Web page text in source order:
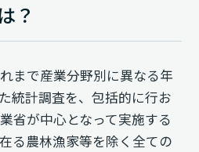
？
まで産業分野別に異なる年
統計調査を、包括的に行お
省が中心となって実施する
る農林漁家等を除く全ての